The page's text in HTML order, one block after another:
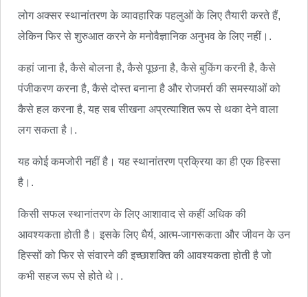
लोग अक्सर स्थानांतरण के व्यावहारिक पहलुओं के लिए तैयारी करते हैं,
लेकिन फिर से शुरुआत करने के मनोवैज्ञानिक अनुभव के लिए नहीं।.
कहां जाना है, कैसे बोलना है, कैसे पूछना है, कैसे बुकिंग करनी है, कैसे
पंजीकरण करना है, कैसे दोस्त बनाना है और रोजमर्रा की समस्याओं को
कैसे हल करना है, यह सब सीखना अप्रत्याशित रूप से थका देने वाला
लग सकता है।.
यह कोई कमजोरी नहीं है। यह स्थानांतरण प्रक्रिया का ही एक हिस्सा
है।.
किसी सफल स्थानांतरण के लिए आशावाद से कहीं अधिक की
आवश्यकता होती है। इसके लिए धैर्य, आत्म-जागरूकता और जीवन के उन
हिस्सों को फिर से संवारने की इच्छाशक्ति की आवश्यकता होती है जो
कभी सहज रूप से होते थे।.